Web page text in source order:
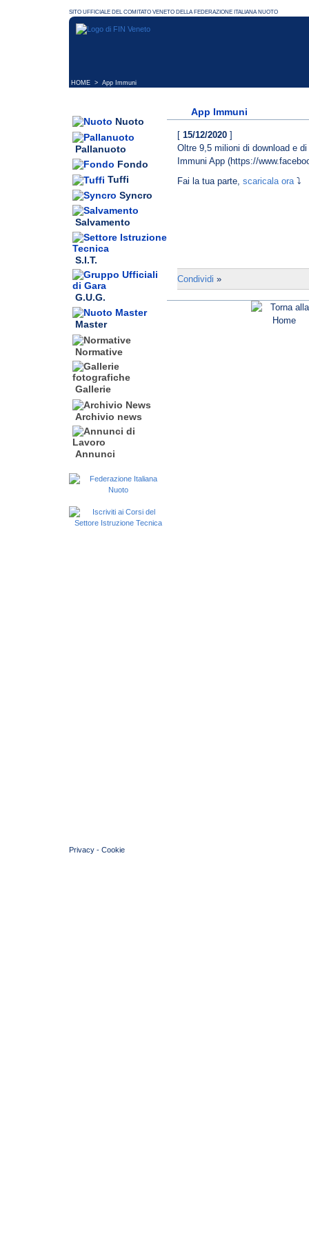
HOME > App Immuni
Nuoto
Pallanuoto
Fondo
Tuffi
Syncro
Salvamento
S.I.T.
G.U.G.
Master
Normative
Gallerie
Archivio news
Annunci
App Immuni
[ 15/12/2020 ]
Oltre 9,5 milioni di download e
Immuni App (https://
Fai la tua parte, scaricala ora⤵️
Condividi »
Privacy - Cookie